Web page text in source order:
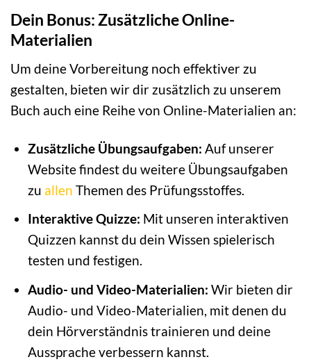
Dein Bonus: Zusätzliche Online-
Materialien
Um deine Vorbereitung noch effektiver zu
gestalten, bieten wir dir zusätzlich zu unserem
Buch auch eine Reihe von Online-Materialien an:
Zusätzliche Übungsaufgaben: Auf unserer
Website findest du weitere Übungsaufgaben
zu allen Themen des Prüfungsstoffes.
Interaktive Quizze: Mit unseren interaktiven
Quizzen kannst du dein Wissen spielerisch
testen und festigen.
Audio- und Video-Materialien: Wir bieten dir
Audio- und Video-Materialien, mit denen du
dein Hörverständnis trainieren und deine
Aussprache verbessern kannst.